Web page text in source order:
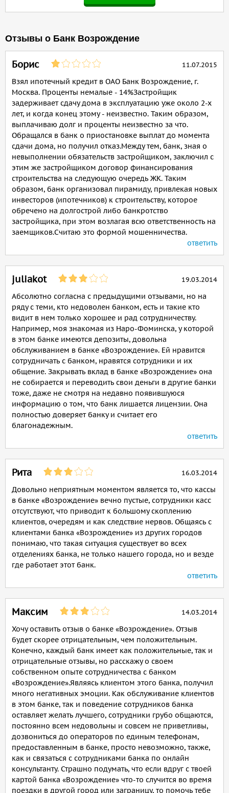
Отзывы о Банк Возрождение
Борис 11.07.2015
Взял ипотечный кредит в ОАО Банк Возрождение, г.
Москва. Проценты немалые - 14%Застройщик
задерживает сдачу дома в эксплуатацию уже около 2-х
лет, и когда конец этому - неизвестно. Таким образом,
выплачиваю долг и проценты неизвестно за что.
Обращался в банк о приостановке выплат до момента
сдачи дома, но получил отказ.Между тем, банк, зная о
невыполнении обязательств застройщиком, заключил с
этим же застройщиком договор финансирования
строительства на следующую очередь ЖК. Таким
образом, банк организовал пирамиду, привлекая новых
инвесторов (ипотечников) к строительству, которое
обречено на долгострой либо банкротство
застройщика, при этом возлагая всю ответственность на
заемщиков.Считаю это формой мошенничества.
ответить
juliakot 19.03.2014
Абсолютно согласна с предыдущими отзывами, но на
ряду с теми, кто недоволен банком, есть и такие кто
видит в нем только хорошее и рад сотрудничеству.
Например, моя знакомая из Наро-Фоминска, у которой
в этом банке имеются депозиты, довольна
обслуживанием в банке «Возрождение». Ей нравится
сотрудничать с банком, нравятся сотрудники и их
общение. Закрывать вклад в банке «Возрождение» она
не собирается и переводить свои деньги в другие банки
тоже, даже не смотря на недавно появившуюся
информацию о том, что банк лишается лицензии. Она
полностью доверяет банку и считает его
благонадежным.
ответить
Рита 16.03.2014
Довольно неприятным моментом является то, что кассы
в банке «Возрождение» вечно пустые, сотрудники касс
отсутствуют, что приводит к большому скоплению
клиентов, очередям и как следствие нервов. Общаясь с
клиентами банка «Возрождение» из других городов
понимаю, что такая ситуация существует во всех
отделениях банка, не только нашего города, но и везде
где работает этот банк.
ответить
Максим 14.03.2014
Хочу оставить отзыв о банке «Возрождение». Отзыв
будет скорее отрицательным, чем положительным.
Конечно, каждый банк имеет как положительные, так и
отрицательные отзывы, но расскажу о своем
собственном опыте сотрудничества с банком
«Возрождение».Являясь клиентом этого банка, получил
много негативных эмоции. Как обслуживание клиентов
в этом банке, так и поведение сотрудников банка
оставляет желать лучшего, сотрудники грубо общаются,
постоянно всем недовольны и совсем не приветливы,
дозвониться до операторов по единым телефонам,
предоставленным в банке, просто невозможно, также,
как и связаться с сотрудниками банка по онлайн
консультанту. Страшно подумать, что если вдруг с твоей
картой банка «Возрождение» что-то случится во время
поездки в другой город или заграницу, то помочь тебе